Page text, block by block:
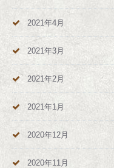
2021年4月
2021年3月
2021年2月
2021年1月
2020年12月
2020年11月